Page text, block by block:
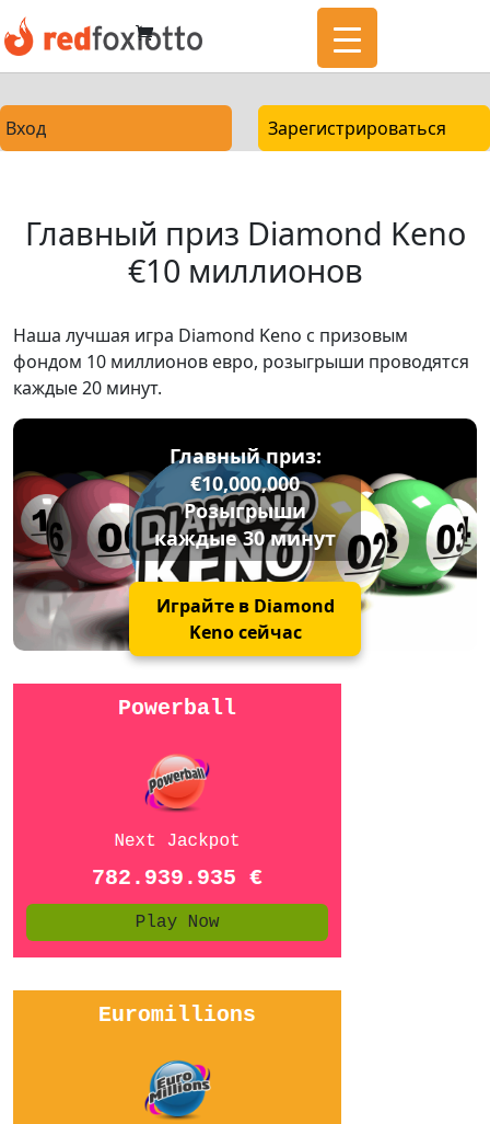
Вход Зарегистрироваться
Главный приз Diamond Keno
€10 миллионов
Наша лучшая игра Diamond Keno с призовым
фондом 10 миллионов евро, розыгрыши проводятся
каждые 20 минут.
Главный приз:
€10,000,000
Розыгрыши
каждые 30 минут
Играйте в Diamond
Keno сейчас